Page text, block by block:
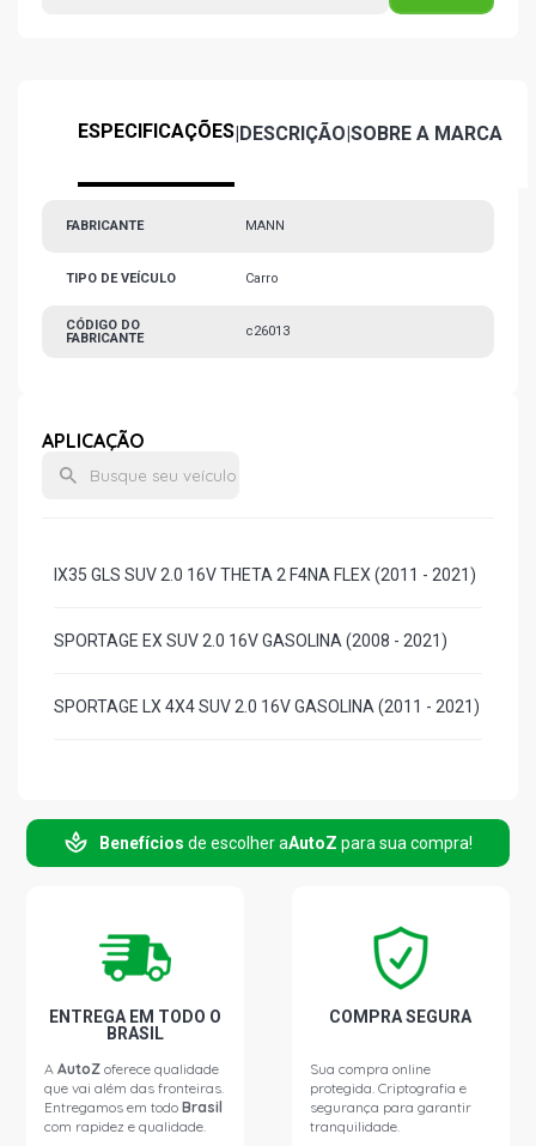
ESPECIFICAÇÕES|DESCRIÇÃO|SOBRE A MARCA
FABRICANTE MANN
TIPO DE VEÍCULO Carro
CÓDIGO DO
FABRICANTE
c26013
APLICAÇÃO
IX35 GLS SUV 2.0 16V THETA 2 F4NA FLEX (2011 - 2021)
SPORTAGE EX SUV 2.0 16V GASOLINA (2008 - 2021)
SPORTAGE LX 4X4 SUV 2.0 16V GASOLINA (2011 - 2021)
Benefícios de escolher aAutoZ para sua compra!
ENTREGA EM TODO O
BRASIL
AAutoZ oferece qualidade
que vai além das fronteiras.
Entregamos em todoBrasil
com rapidez e qualidade.
COMPRA SEGURA
Sua compra online
protegida. Criptografia e
segurança para garantir
tranquilidade.